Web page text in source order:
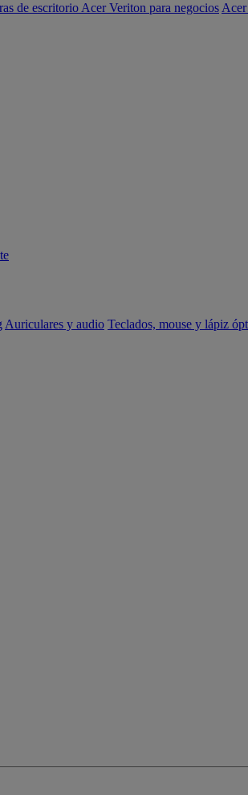
de escritorio Acer Veriton para negocios
Auriculares y audio Teclados, mouse y lápiz